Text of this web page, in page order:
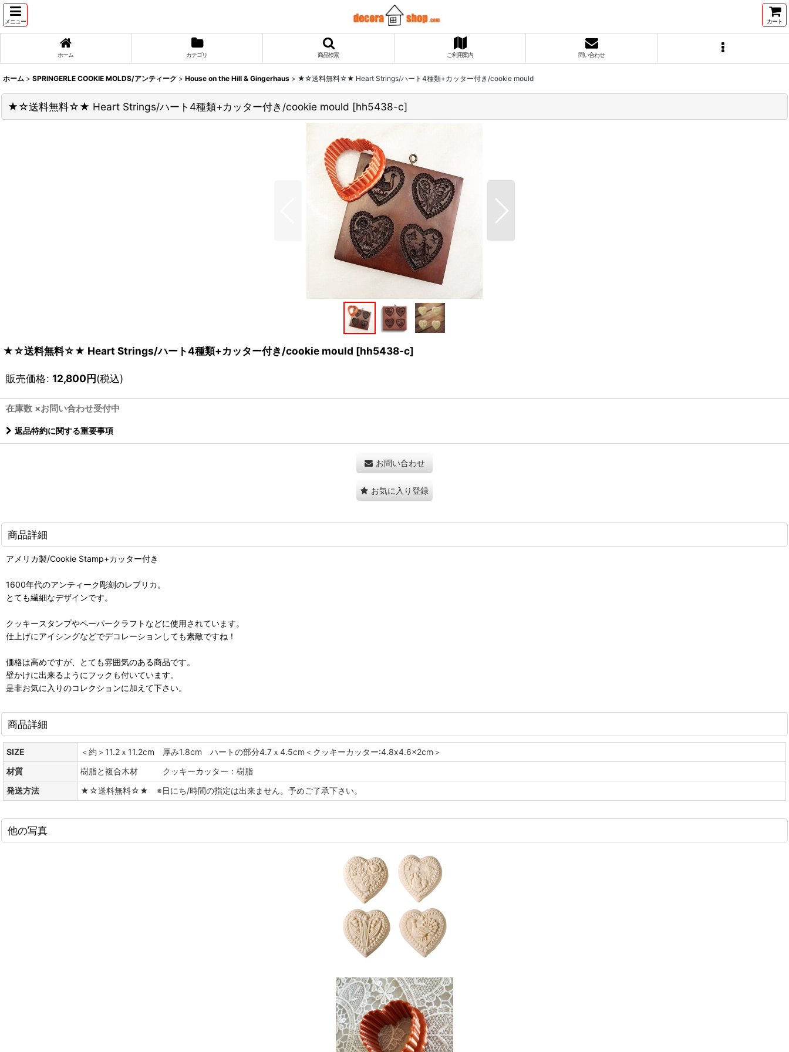
メニュー カート
ホーム カテゴリ 商品検索 ご利用案内 問い合わせ
ホーム > SPRINGERLE COOKIE MOLDS/アンティーク > House on the Hill & Gingerhaus > ★☆送料無料☆★ Heart Strings/ハート4種類+カッター付き/cookie mould
★☆送料無料☆★ Heart Strings/ハート4種類+カッター付き/cookie mould [hh5438-c]
★☆送料無料☆★ Heart Strings/ハート4種類+カッター付き/cookie mould [hh5438-c]
販売価格: 12,800円(税込)
在庫数 ×お問い合わせ受付中
返品特約に関する重要事項
お問い合わせ
お気に入り登録
商品詳細
アメリカ製/Cookie Stamp+カッター付き
1600年代のアンティーク彫刻のレプリカ。
とても繊細なデザインです。
クッキースタンプやペーパークラフトなどに使用されています。
仕上げにアイシングなどでデコレーションしても素敵ですね！
価格は高めですが、とても雰囲気のある商品です。
壁かけに出来るようにフックも付いています。
是非お気に入りのコレクションに加えて下さい。
商品詳細
SIZE
＜約＞11.2ｘ11.2cm 厚み1.8cm ハートの部分4.7ｘ4.5cm＜クッキーカッター:4.8x4.6x2cm＞
材質
樹脂と複合木材 クッキーカッター：樹脂
発送方法
★☆送料無料☆★ ※日にち/時間の指定は出来ません。予めご了承下さい。
他の写真